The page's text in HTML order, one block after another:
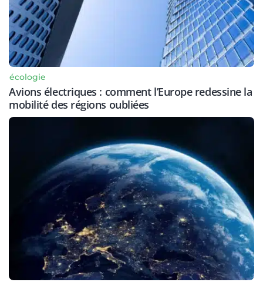
écologie
Avions électriques : comment l’Europe redessine la
mobilité des régions oubliées